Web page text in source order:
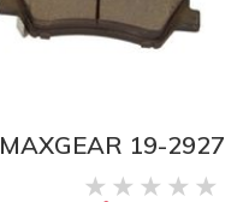
MAXGEAR 19-2927